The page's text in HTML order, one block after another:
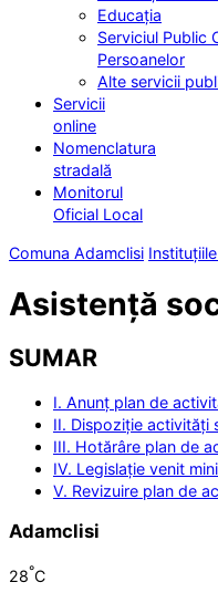
Educația
Serviciul Public
Persoanelor
Alte servicii
Servicii
online
Nomenclatura
stradală
Monitorul
Oficial Local
Comuna Adamclisi
Asistență
SUMAR
I. Anunț plan de
II. Dispoziție activități
III. Hotărâre plan de
IV. Legislație venit
V. Revizuire plan de
Adamclisi
28°C